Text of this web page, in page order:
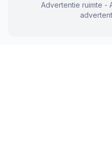
Advertentie ruimte -